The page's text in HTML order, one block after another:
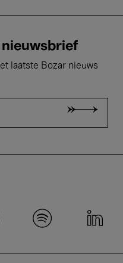
nieuwsbrief
laatste Bozar nieuws